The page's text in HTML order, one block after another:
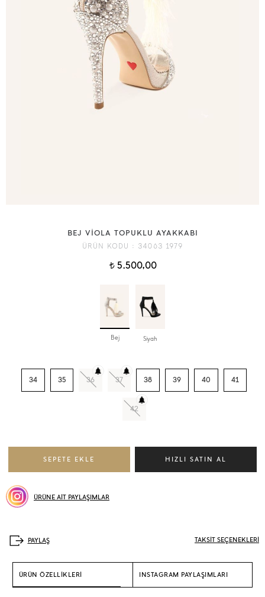
BEJ VİOLA TOPUKLU AYAKKABI
ÜRÜN KODU : 34063 1979
t5.500,00
Bej Siyah
34 35 36 37 38 39 40 41
42
ÜRÜNE AİT PAYLAŞIMLAR
TAKSİT SEÇENEKLERİ
ÜRÜN ÖZELLİKLERİ INSTAGRAM PAYLAŞIMLARI